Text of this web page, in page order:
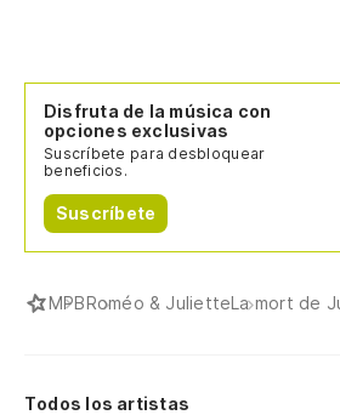
Disfruta de la música con
opciones exclusivas
Suscríbete para desbloquear
beneficios.
Suscríbete
MPBRoméo & JulietteLa mort de
Todos los artistas